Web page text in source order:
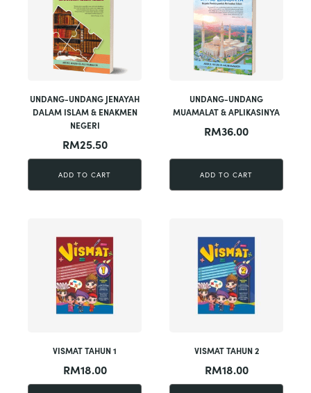
UNDANG-UNDANG JENAYAH
DALAM ISLAM & ENAKMEN
NEGERI
RM25.50
ADD TO CART
UNDANG-UNDANG
MUAMALAT & APLIKASINYA
RM36.00
ADD TO CART
VISMAT TAHUN 1
RM18.00
VISMAT TAHUN 2
RM18.00